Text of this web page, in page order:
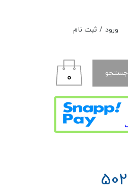
ورود / ثبت نام
تغییر گذر واژه
سفارشات
خروج از حساب کاربری
جستجو ۰